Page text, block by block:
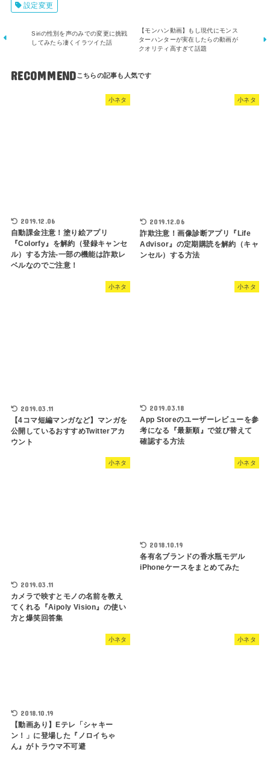
設定変更
Siriの性別を声のみでの変更に挑戦
してみたら凄くイラツイた話
【モンハン動画】もし現代にモンス
ターハンターが実在したらの動画が
クオリティ高すぎて話題
RECOMMEND
小ネタ
2019.12.06
自動課金注意！塗り絵アプリ
『Colorfy』を解約（登録キャンセ
ル）する方法-一部の機能は詐欺レ
ベルなのでご注意！
小ネタ
2019.12.06
詐欺注意！画像診断アプリ『Life
Advisor』の定期購読を解約（キャ
ンセル）する方法
小ネタ
2019.03.11
【4コマ短編マンガなど】マンガを
公開しているおすすめTwitterアカ
ウント
小ネタ
2019.03.18
App Storeのユーザーレビューを参
考になる『最新順』で並び替えて
確認する方法
小ネタ
2019.03.11
カメラで映すとモノの名前を教え
てくれる『Aipoly Vision』の使い
方と爆笑回答集
小ネタ
2018.10.19
各有名ブランドの香水瓶モデル
iPhoneケースをまとめてみた
小ネタ
2018.10.19
【動画あり】Eテレ「シャキー
ン！」に登場した『ノロイちゃ
ん』がトラウマ不可避
小ネタ